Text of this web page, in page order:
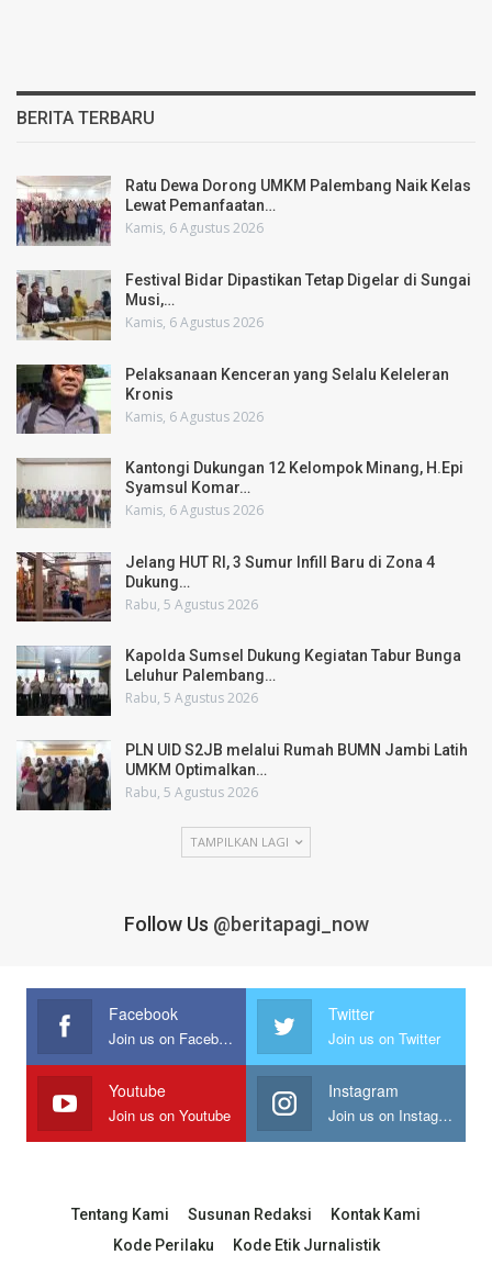
BERITA TERBARU
Ratu Dewa Dorong UMKM Palembang Naik Kelas
Lewat Pemanfaatan…
Kamis, 6 Agustus 2026
Festival Bidar Dipastikan Tetap Digelar di Sungai
Musi,…
Kamis, 6 Agustus 2026
Pelaksanaan Kenceran yang Selalu Keleleran
Kronis
Kamis, 6 Agustus 2026
Kantongi Dukungan 12 Kelompok Minang, H.Epi
Syamsul Komar…
Kamis, 6 Agustus 2026
Jelang HUT RI, 3 Sumur Infill Baru di Zona 4
Dukung…
Rabu, 5 Agustus 2026
Kapolda Sumsel Dukung Kegiatan Tabur Bunga
Leluhur Palembang…
Rabu, 5 Agustus 2026
PLN UID S2JB melalui Rumah BUMN Jambi Latih
UMKM Optimalkan…
Rabu, 5 Agustus 2026
TAMPILKAN LAGI
Follow Us @beritapagi_now
Facebook
Join us on Facebook
Twitter
Join us on Twitter
Youtube
Join us on Youtube
Instagram
Join us on Instagram
Tentang Kami Susunan Redaksi
Kontak Kami
Kode Perilaku
Kode Etik Jurnalistik